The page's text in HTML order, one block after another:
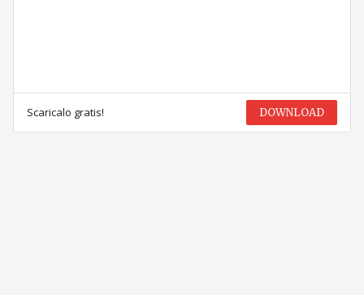
Scaricalo gratis! DOWNLOAD